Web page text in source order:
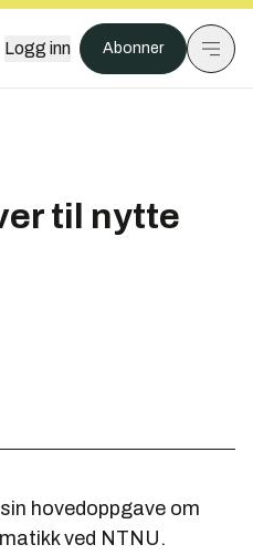
Logg inn Abonner
til nytte
hovedoppgave om
ved NTNU.